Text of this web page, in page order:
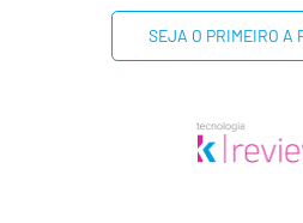
SEJA O PRIMEIRO A